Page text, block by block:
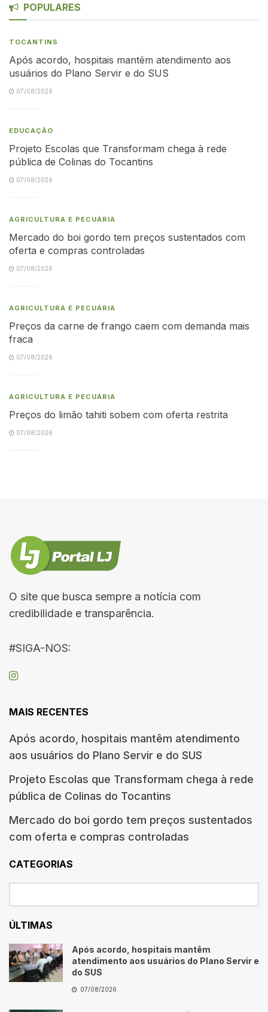
POPULARES
TOCANTINS
Após acordo, hospitais mantêm atendimento aos
usuários do Plano Servir e do SUS
07/08/2026
EDUCAÇÃO
Projeto Escolas que Transformam chega à rede
pública de Colinas do Tocantins
07/08/2026
AGRICULTURA E PECUÁRIA
Mercado do boi gordo tem preços sustentados com
oferta e compras controladas
07/08/2026
AGRICULTURA E PECUÁRIA
Preços da carne de frango caem com demanda mais
fraca
07/08/2026
AGRICULTURA E PECUÁRIA
Preços do limão tahiti sobem com oferta restrita
07/08/2026
O site que busca sempre a notícia com
credibilidade e transparência.
#SIGA-NOS:
MAIS RECENTES
Após acordo, hospitais mantêm atendimento
aos usuários do Plano Servir e do SUS
Projeto Escolas que Transformam chega à rede
pública de Colinas do Tocantins
Mercado do boi gordo tem preços sustentados
com oferta e compras controladas
CATEGORIAS
ÚLTIMAS
Após acordo, hospitais mantêm
atendimento aos usuários do Plano Servir e
do SUS
07/08/2026